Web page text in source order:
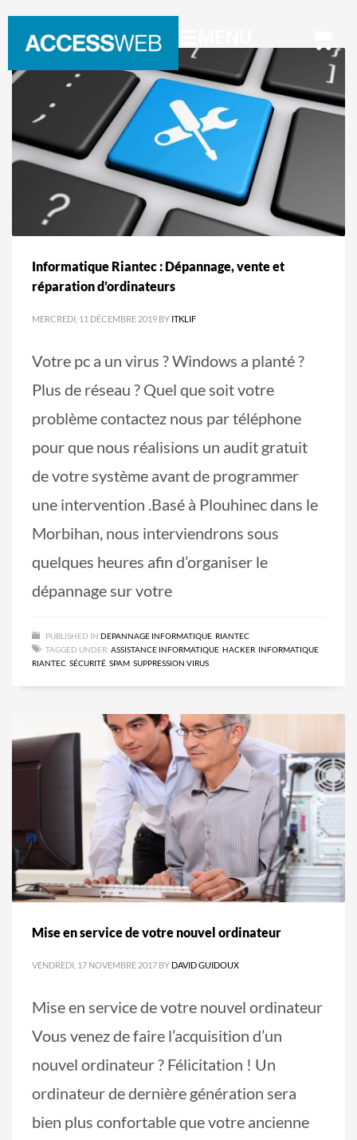
Informatique Riantec : Dépannage, vente et
réparation d’ordinateurs
MERCREDI, 11 DÉCEMBRE 2019 BY ITKLIF
Votre pc a un virus ? Windows a planté ?
Plus de réseau ? Quel que soit votre
problème contactez nous par téléphone
pour que nous réalisions un audit gratuit
de votre système avant de programmer
une intervention .Basé à Plouhinec dans le
Morbihan, nous interviendrons sous
quelques heures afin d’organiser le
dépannage sur votre
PUBLISHED IN DEPANNAGE INFORMATIQUE RIANTEC
TAGGED UNDER: ASSISTANCE INFORMATIQUE HACKER INFORMATIQUE
RIANTEC SÉCURITÉ SPAM SUPPRESSION VIRUS
Mise en service de votre nouvel ordinateur
VENDREDI, 17 NOVEMBRE 2017 BY DAVID GUIDOUX
Mise en service de votre nouvel ordinateur
Vous venez de faire l’acquisition d’un
nouvel ordinateur ? Félicitation ! Un
ordinateur de dernière génération sera
bien plus confortable que votre ancienne